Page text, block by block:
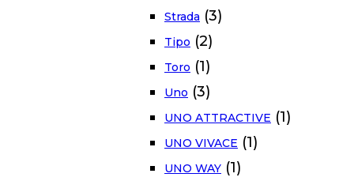
Strada (3)
Tipo (2)
Toro (1)
Uno (3)
UNO ATTRACTIVE (1)
UNO VIVACE (1)
UNO WAY (1)